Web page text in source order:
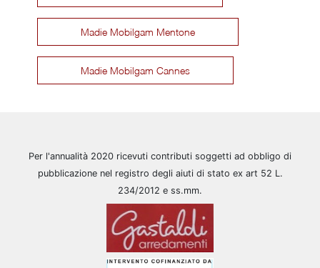
Madie Mobilgam Mentone
Madie Mobilgam Cannes
Per l'annualità 2020 ricevuti contributi soggetti ad obbligo di
pubblicazione nel registro degli aiuti di stato ex art 52 L.
234/2012 e ss.mm.